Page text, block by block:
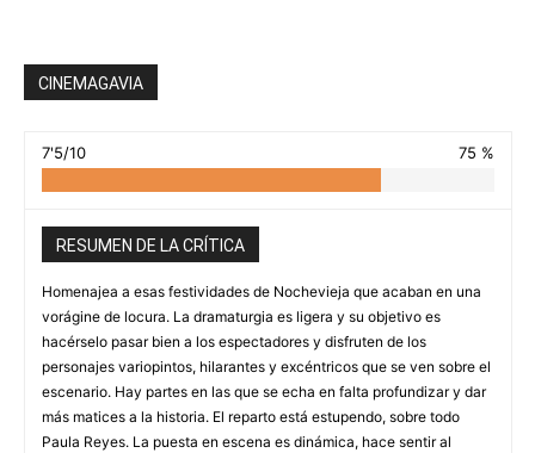
CINEMAGAVIA
7'5/10 75 %
RESUMEN DE LA CRÍTICA
Homenajea a esas festividades de Nochevieja que acaban en una
vorágine de locura. La dramaturgia es ligera y su objetivo es
hacérselo pasar bien a los espectadores y disfruten de los
personajes variopintos, hilarantes y excéntricos que se ven sobre el
escenario. Hay partes en las que se echa en falta profundizar y dar
más matices a la historia. El reparto está estupendo, sobre todo
Paula Reyes. La puesta en escena es dinámica, hace sentir al